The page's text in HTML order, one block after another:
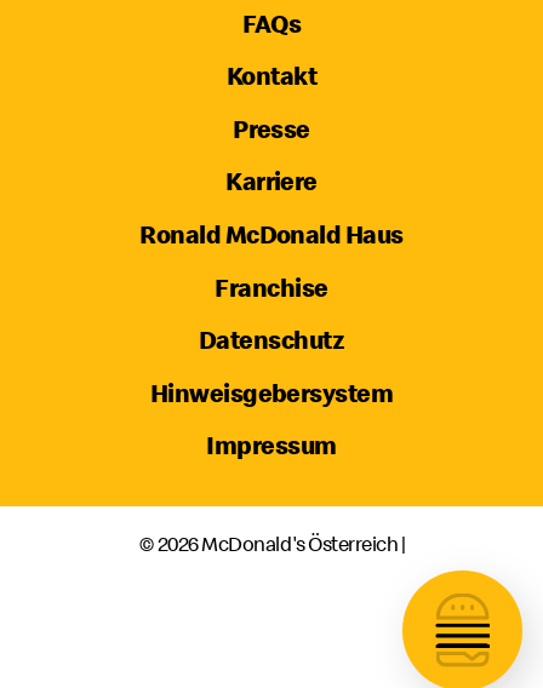
FAQs
Kontakt
Presse
Karriere
Ronald McDonald Haus
Franchise
Datenschutz
Hinweisgebersystem
Impressum
© 2026 McDonald's Österreich |